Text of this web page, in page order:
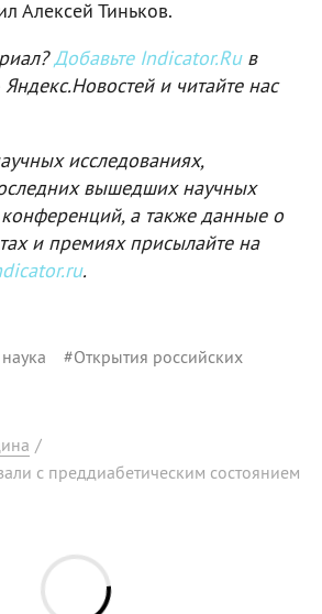
Алексей Тиньков.
Добавьте Indicator.Ruв
и читайте нас
исследованиях,
вышедших научных
конференций, а также данные о
и премиях присылайте на
.
#Открытия российских
/
с преддиабетическим состоянием